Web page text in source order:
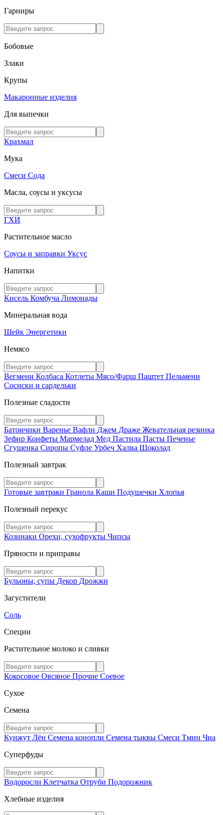
Гарниры
Бобовые
Злаки
Крупы
Макаронные изделия
Для выпечки
Крахмал
Мука
Смеси Сода
Масла, соусы и уксусы
ГХИ
Растительное масло
Соусы и заправки Уксус
Напитки
Кисель Комбуча Лимонады
Минеральная вода
Шейк Энергетики
Немясо
Вегмени Колбаса Котлеты Мясо/Фарш Паштет Пельмени
Сосиски и сардельки
Полезные сладости
Батончики Варенье Вафли Джем Драже Жевательная резинка
Зефир Конфеты Мармелад Мед Пастила Пасты Печенье
Сгущенка Сиропы Суфле Урбеч Халва Шоколад
Полезный завтрак
Готовые завтраки Гранола Каши Подушечки Хлопья
Полезный перекус
Козинаки Орехи, сухофрукты Чипсы
Пряности и приправы
Бульоны, супы Декор Дрожжи
Загустители
Соль
Специи
Растительное молоко и сливки
Кокосовое Овсяное Прочие Соевое
Сухое
Семена
Кунжут Лён Семена конопли Семена тыквы Смеси Тмин Чиа
Суперфуды
Водоросли Клетчатка Отруби Подорожник
Хлебные изделия